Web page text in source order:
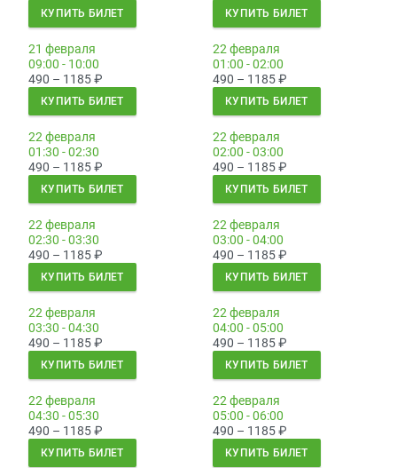
КУПИТЬ БИЛЕТ КУПИТЬ БИЛЕТ
21 февраля
09:00 - 10:00
490 – 1185₽
КУПИТЬ БИЛЕТ
22 февраля
01:00 - 02:00
490 – 1185₽
КУПИТЬ БИЛЕТ
22 февраля
01:30 - 02:30
490 – 1185₽
КУПИТЬ БИЛЕТ
22 февраля
02:00 - 03:00
490 – 1185₽
КУПИТЬ БИЛЕТ
22 февраля
02:30 - 03:30
490 – 1185₽
КУПИТЬ БИЛЕТ
22 февраля
03:00 - 04:00
490 – 1185₽
КУПИТЬ БИЛЕТ
22 февраля
03:30 - 04:30
490 – 1185₽
КУПИТЬ БИЛЕТ
22 февраля
04:00 - 05:00
490 – 1185₽
КУПИТЬ БИЛЕТ
22 февраля
04:30 - 05:30
490 – 1185₽
КУПИТЬ БИЛЕТ
22 февраля
05:00 - 06:00
490 – 1185₽
КУПИТЬ БИЛЕТ